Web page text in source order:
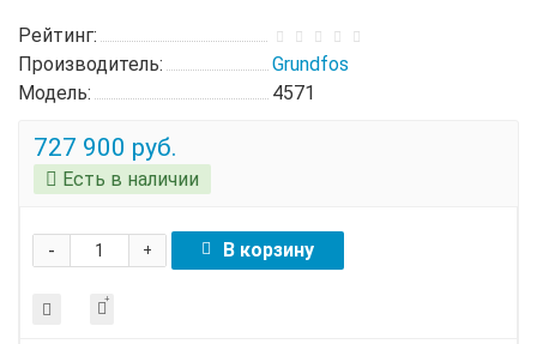
Рейтинг:
Производитель:
Grundfos
Модель:
4571
727 900 руб.
Есть в наличии
+
- В корзину